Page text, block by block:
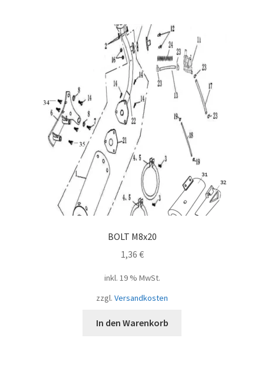
BOLT M8x20
1,36 €
inkl. 19 % MwSt.
zzgl. Versandkosten
In den Warenkorb